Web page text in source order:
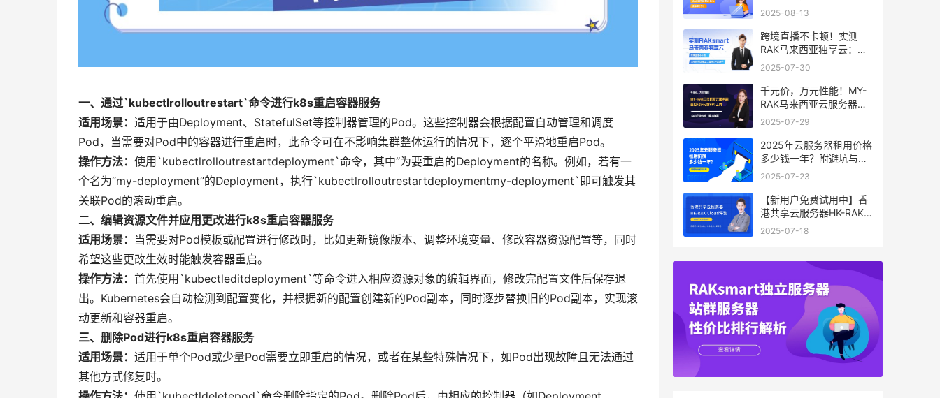
一、通过`kubectlrolloutrestart`命令进行k8s重启容器服务
适用场景： 适用于由Deployment、StatefulSet等控制器管理的Pod。这些控制器会根据配置自动管理和调度
Pod，当需要对Pod中的容器进行重启时，此命令可在不影响集群整体运行的情况下，逐个平滑地重启Pod。
操作方法： 使用`kubectlrolloutrestartdeployment`命令，其中“为要重启的Deployment的名称。例如，若有一
个名为“my-deployment”的Deployment，执行`kubectlrolloutrestartdeploymentmy-deployment`即可触发其
关联Pod的滚动重启。
二、编辑资源文件并应用更改进行k8s重启容器服务
适用场景：
当需要对Pod模板或配置进行修改时，比如更新镜像版本、调整环境变量、修改容器资源配置等，同时
希望这些更改生效时能触发容器重启。
操作方法： 首先使用`kubectleditdeployment`等命令进入相应资源对象的编辑界面，修改完配置文件后保存退
出。Kubernetes会自动检测到配置变化，并根据新的配置创建新的Pod副本，同时逐步替换旧的Pod副本，实现滚
动更新和容器重启。
三、删除Pod进行k8s重启容器服务
适用场景： 适用于单个Pod或少量Pod需要立即重启的情况，或者在某些特殊情况下，如Pod出现故障且无法通过
其他方式修复时。
统响应提速40%，成本降
2025-08-13
跨境直播不卡顿！实测
RAK马来西亚独享云：
1080P推流稳定，首月6
2025-07-30
千元价，万元性能！MY-
RAK马来西亚云服务器：
首月5折+免费SEO工具，
2025-07-29
2025年云服务器租用价格
多少钱一年？附避坑与省
钱攻略
2025-07-23
【新用户免费试用中】香
港共享云服务器HK-RAK
Cloud评测：低延迟、高
2025-07-18